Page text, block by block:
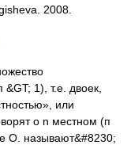
2008.
1), т.е. двоек,
или
о n местном (п
О. называют&#8230;